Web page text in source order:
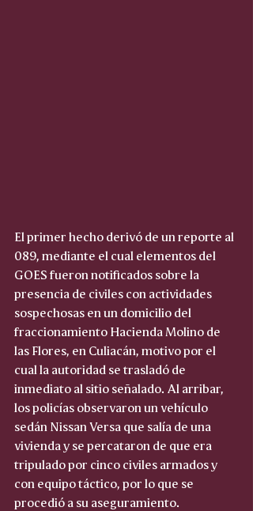
El primer hecho derivó de un reporte al
089, mediante el cual elementos del
GOES fueron notificados sobre la
presencia de civiles con actividades
sospechosas en un domicilio del
fraccionamiento Hacienda Molino de
las Flores, en Culiacán, motivo por el
cual la autoridad se trasladó de
inmediato al sitio señalado. Al arribar,
los policías observaron un vehículo
sedán Nissan Versa que salía de una
vivienda y se percataron de que era
tripulado por cinco civiles armados y
con equipo táctico, por lo que se
procedió a su aseguramiento.